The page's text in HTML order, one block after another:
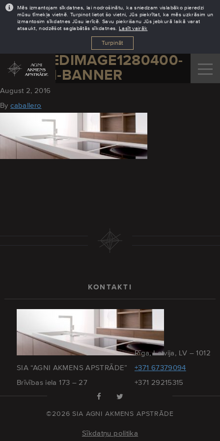
Mēs izmantojam sīkdatnes, lai nodrošinātu, ka sniedzam vislabāko pieredzi
mūsu tīmekļa vietnē. Turpinot lietot šo vietni, Jūs piekrītat, ka mēs uzkrāsim un
izmantosim sīkdatnes Jūsu ierīcē. Savu piekrišanu Jūs jebkurā laikā varat
atsaukt, nodzēšot saglabātās sīkdatnes. Lasīt vairāk
Turpināt
CROPPEDIMAGE1280400-
CORIAN-BANNER
August 2, 2016
Bycaballero
KONTAKTI
SIA “AGNI AKMENS APSTRĀDE”
Brīvības iela 173 – 27
Rīga, Latvija, LV – 1012
+371 67379094
+371 29215315
©2026 SIA AGNI AKMENS APSTRĀDE
Sīkdatņu politika